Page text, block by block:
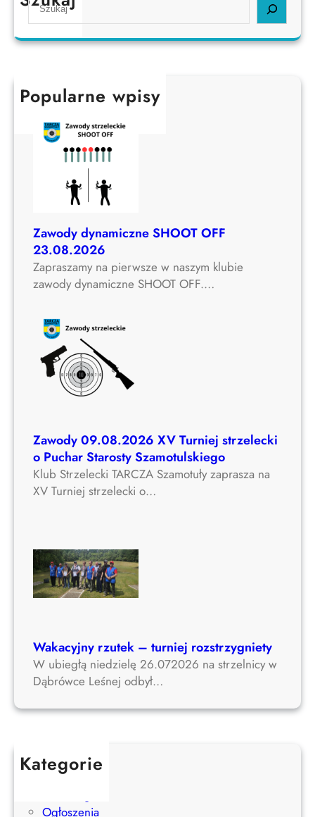
a
h
Popularne wpisy
Zawody dynamiczne SHOOT OFF
23.08.2026
Zapraszamy na pierwsze w naszym klubie
zawody dynamiczne SHOOT OFF.…
Zawody 09.08.2026 XV Turniej strzelecki
o Puchar Starosty Szamotulskiego
Klub Strzelecki TARCZA Szamotuły zaprasza na
XV Turniej strzelecki o…
Wakacyjny rzutek – turniej rozstrzygniety
W ubiegłą niedzielę 26.072026 na strzelnicy w
Dąbrówce Leśnej odbył…
Kategorie
Aktualności
Ogłoszenia